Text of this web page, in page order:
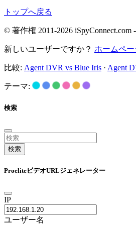
トップへ戻る
© 著作権 2011-2026 iSpyConnect.com -
新しいユーザーですか？ ホームペ
比較: Agent DVR vs Blue Iris · Agent
テーマ:
検索
検索
ProeliteビデオURLジェネレーター
IP
ユーザー名